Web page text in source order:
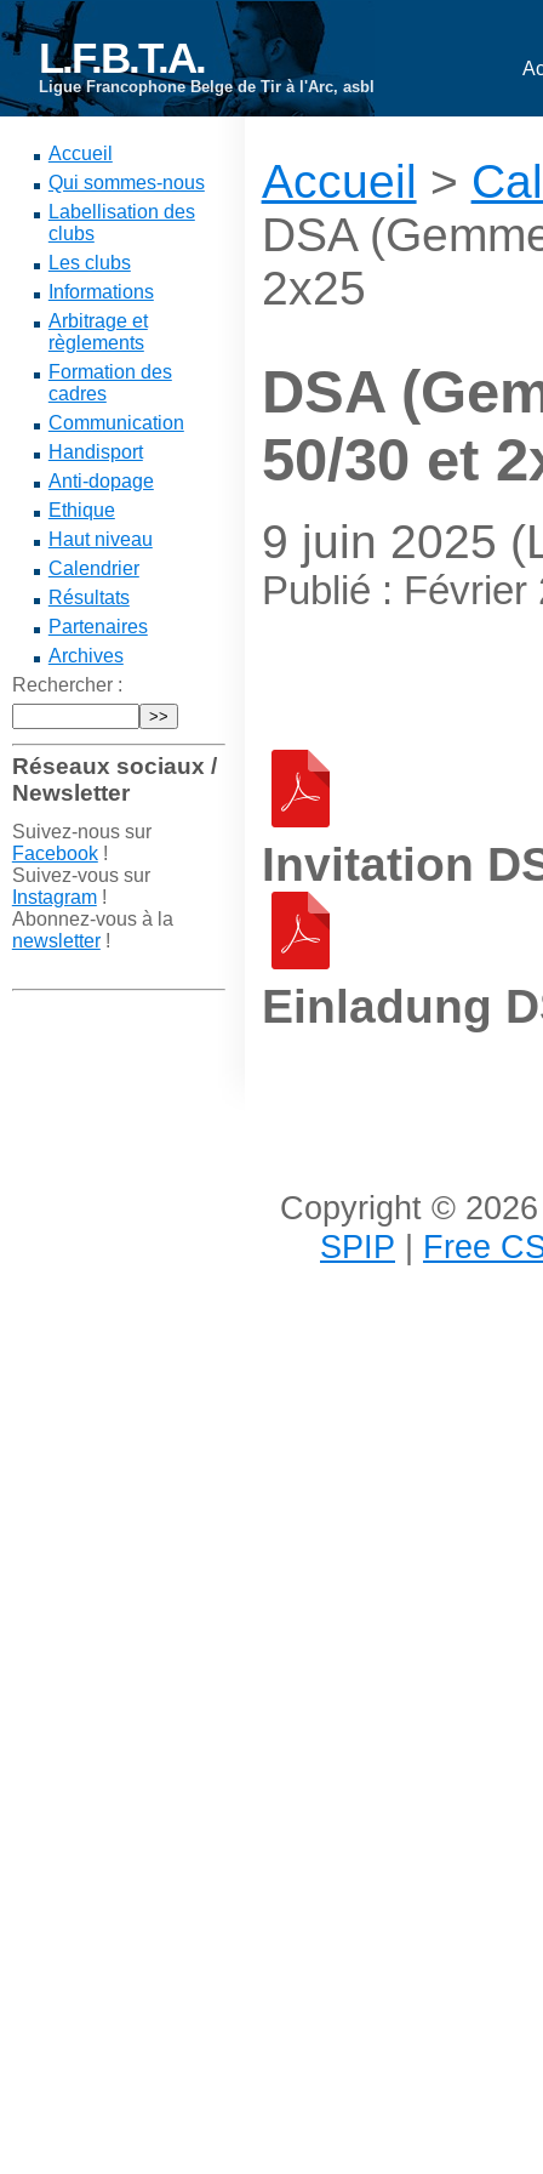
L.F.B.T.A.
Ligue Francophone Belge de Tir à l'Arc, asbl
Accueil
Qui sommes-nous
Labellisation des
clubs
Les clubs
Informations
Arbitrage et
règlements
Formation des
cadres
Communication
Handisport
Anti-dopage
Ethique
Haut niveau
Calendrier
Résultats
Partenaires
Archives
Rechercher :
Réseaux sociaux /
Newsletter
Suivez-nous sur
Facebook!
Suivez-vous sur
Instagram!
Abonnez-vous à la
newsletter!
Accueil >
DSA
2x25
DSA
50/30 et
9 juin 2025
Publié : Février
Invitation
Einladung
Copyright ©
SPIP | Free